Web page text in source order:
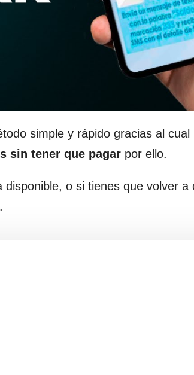
simple y rápido gracias al cual
sin tener que pagar por ello.
o si tienes que volver a
.